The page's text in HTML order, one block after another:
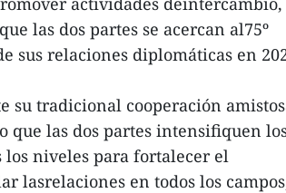
las dos partes se acercan al75º
sus relaciones diplomáticas en
su tradicional cooperación
que las dos partes intensifiquen
los niveles para fortalecer el
lasrelaciones en todos los